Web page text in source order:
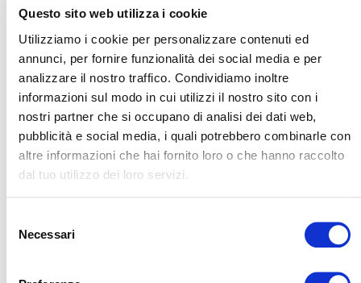
Questo sito web utilizza i cookie
Utilizziamo i cookie per personalizzare contenuti ed
annunci, per fornire funzionalità dei social media e per
analizzare il nostro traffico. Condividiamo inoltre
informazioni sul modo in cui utilizzi il nostro sito con i
nostri partner che si occupano di analisi dei dati web,
pubblicità e social media, i quali potrebbero combinarle con
altre informazioni che hai fornito loro o che hanno raccolto
dal tuo utilizzo dei loro servizi.
delNecessari
Jet lag sociale: cos’è e come influisce su
sonno e benessere
Nella vita moderna, scandita da orari di lavoro rigidi,
impegni sociali e uso prolungato dei dispositivi digitali,
dormire seguendo il proprio ritmo n...
curiosità riposo benessere